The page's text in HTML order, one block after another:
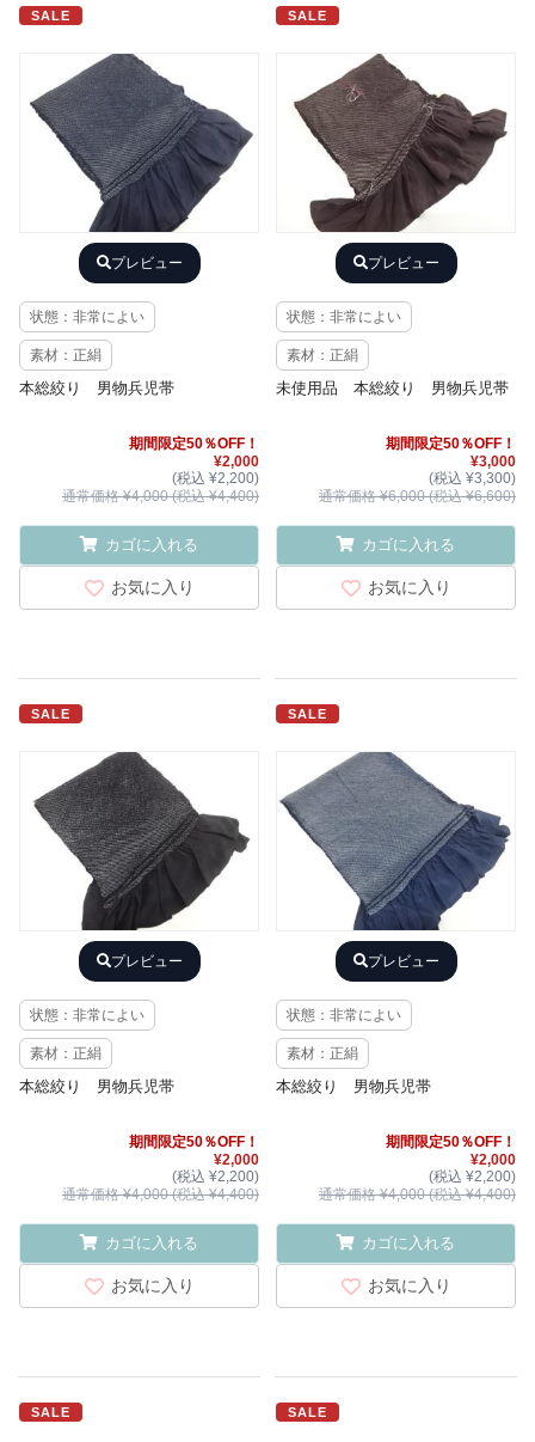
SALE
プレビュー
状態：非常によい
素材：正絹
本総絞り 男物兵児帯
期間限定50％OFF！
¥2,000
(税込 ¥2,200)
通常価格 ¥4,000 (税込 ¥4,400)
カゴに入れる
お気に入り
SALE
プレビュー
状態：非常によい
素材：正絹
未使用品 本総絞り 男物兵児帯
期間限定50％OFF！
¥3,000
(税込 ¥3,300)
通常価格 ¥6,000 (税込 ¥6,600)
カゴに入れる
お気に入り
SALE
プレビュー
状態：非常によい
素材：正絹
本総絞り 男物兵児帯
期間限定50％OFF！
¥2,000
(税込 ¥2,200)
通常価格 ¥4,000 (税込 ¥4,400)
カゴに入れる
お気に入り
SALE
プレビュー
状態：非常によい
素材：正絹
本総絞り 男物兵児帯
期間限定50％OFF！
¥2,000
(税込 ¥2,200)
通常価格 ¥4,000 (税込 ¥4,400)
カゴに入れる
お気に入り
SALE SALE